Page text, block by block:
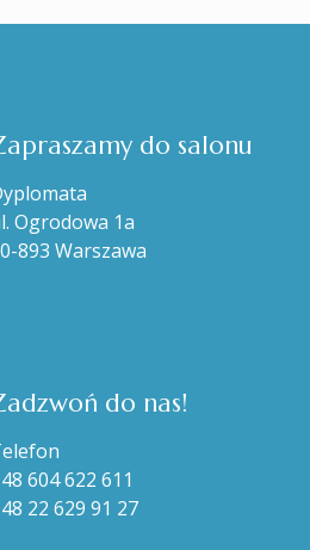
do salonu
Ogrodowa 1a
893 Warszawa
do nas!
604 622 611
22 629 91 27